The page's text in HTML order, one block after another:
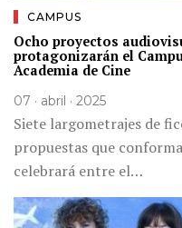
CAMPUS
Ocho proyectos
protagonizarán el
Academia de Cine
07 · abril · 2025
Siete largometrajes de
propuestas que
celebrará entre el…